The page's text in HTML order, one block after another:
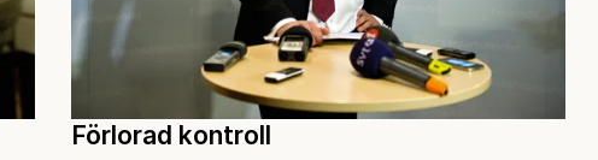
Förlorad kontroll